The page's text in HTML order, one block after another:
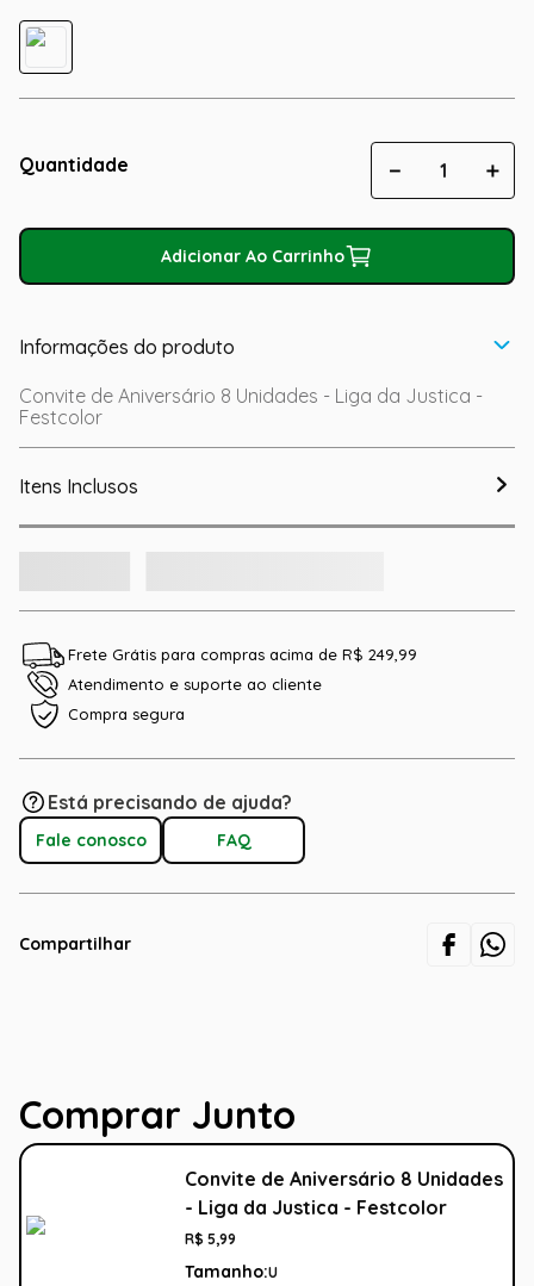
Quantidade ＋
－
Adicionar Ao Carrinho
Informações do produto
Convite de Aniversário 8 Unidades - Liga da Justica -
Festcolor
Itens Inclusos
Frete Grátis para compras acima de R$ 249,99
Atendimento e suporte ao cliente
Compra segura
Está precisando de ajuda?
Fale conosco FAQ
Compartilhar
Comprar Junto
Convite de Aniversário 8 Unidades
- Liga da Justica - Festcolor
R$ 5,99
Tamanho:U